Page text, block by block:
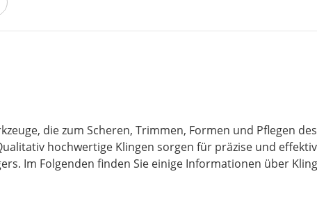
die zum Scheren, Trimmen, Formen und Pflegen
hochwertige Klingen sorgen für präzise und
Im Folgenden finden Sie einige Informationen über